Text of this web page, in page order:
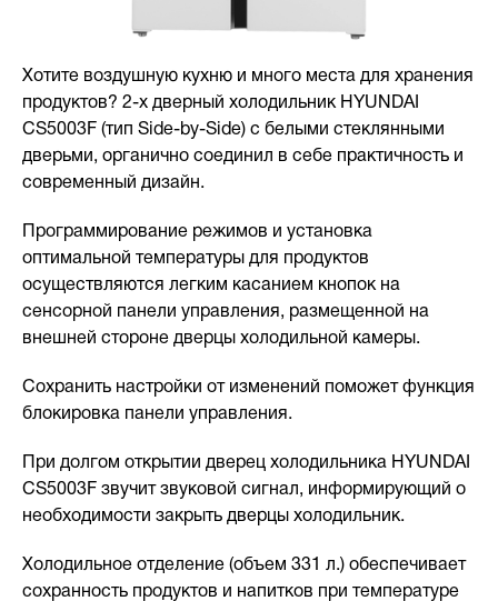
Хотите воздушную кухню и много места для хранения
продуктов? 2-х дверный холодильник HYUNDAI
CS5003F (тип Side-by-Side) с белыми стеклянными
дверьми, органично соединил в себе практичность и
современный дизайн.
Программирование режимов и установка
оптимальной температуры для продуктов
осуществляются легким касанием кнопок на
сенсорной панели управления, размещенной на
внешней стороне дверцы холодильной камеры.
Сохранить настройки от изменений поможет функция
блокировка панели управления.
При долгом открытии дверец холодильника HYUNDAI
CS5003F звучит звуковой сигнал, информирующий о
необходимости закрыть дверцы холодильник.
Холодильное отделение (объем 331 л.) обеспечивает
сохранность продуктов и напитков при температуре